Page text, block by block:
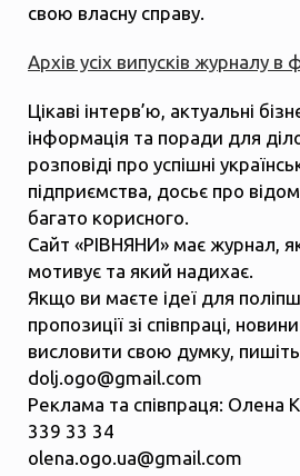
свою власну справу.
Архів усіх випусків журналу в
Цікаві інтерв’ю, актуальні
інформація та поради для
розповіді про успішні
підприємства, досьє про
багато корисного.
Сайт «РІВНЯНИ» має журнал,
мотивує та який надихає.
Якщо ви маєте ідеї для
пропозиції зі співпраці,
висловити свою думку,
dolj.ogo@gmail.com
Реклама та співпраця: Олена
339 33 34
olena.ogo.ua@gmail.com